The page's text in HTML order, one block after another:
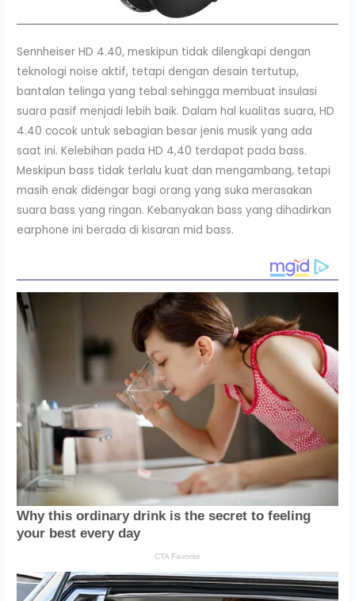
Sennheiser HD 4.40, meskipun tidak dilengkapi dengan
teknologi noise aktif, tetapi dengan desain tertutup,
bantalan telinga yang tebal sehingga membuat insulasi
suara pasif menjadi lebih baik. Dalam hal kualitas suara, HD
4.40 cocok untuk sebagian besar jenis musik yang ada
saat ini. Kelebihan pada HD 4,40 terdapat pada bass.
Meskipun bass tidak terlalu kuat dan mengambang, tetapi
masih enak didengar bagi orang yang suka merasakan
suara bass yang ringan. Kebanyakan bass yang dihadirkan
earphone ini berada di kisaran mid bass.